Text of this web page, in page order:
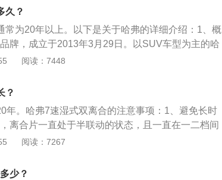
趣。2、延长使用寿命：自动变速箱能够大大减少
击，从而延长汽车的使用寿命，提高乘坐舒适性。
的档位，使发动机处于最佳状况。对于经常穿梭于
机不必踏离合器进行频繁换档，因此可以降低司机
久？
常为20年以上。以下是关于哈弗的详细介绍：1、概
牌，成立于2013年3月29日。以SUV车型为主的哈
使用独立的标识，独立的产品研发、生产、服务等
、哈弗H4、哈弗H5、哈弗H6、哈弗H6Coupe、
哈弗M6等。F系包括哈弗F5、哈弗F7等。
阅读：7448
？
年。哈弗7速湿式双离合的注意事项：1、避免长时
离合片一直处于半联动的状态，且一直在一二档间
大，从而使寿命下降，这时要避免在一二档之间来
轮的剧烈冲击，从而减少双离合器的使用寿命。
阅读：7267
少？